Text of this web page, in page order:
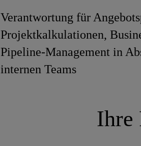
Verantwortung für
Projektkalkulationen,
Pipeline-Management in
internen Teams
Ihre